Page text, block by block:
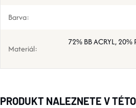
Barva:
Materiál:
72% BB ACRYL, 20%
PRODUKT NALEZNETE V